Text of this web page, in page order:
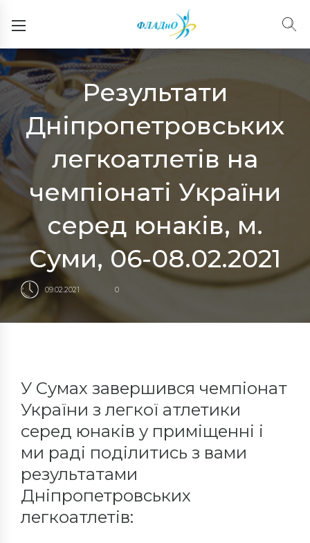
Результати
Дніпропетровських
легкоатлетів на
чемпіонаті України
серед юнаків, м.
Суми, 06-08.02.2021
09.02.2021 0
У Сумах завершився чемпіонат
України з легкої атлетики
серед юнаків у приміщенні і
ми раді поділитись з вами
результатами
Дніпропетровських
легкоатлетів: